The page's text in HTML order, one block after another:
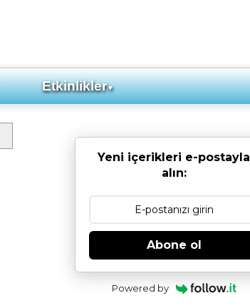
Etkinlikler▼
Yeni içerikleri e-postayla
alın:
Abone ol
Powered by